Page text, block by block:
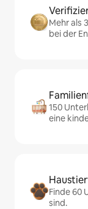
Mehr als
bei der
150
eine
Finde 60
sind.